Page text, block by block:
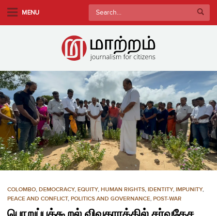
m
a
i
n
c
o
n
t
MENU
Search
for:
COLOMBO, DEMOCRACY, EQUITY, HUMAN RIGHTS, IDENTITY, IMPUNITY,
PEACE AND CONFLICT, POLITICS AND GOVERNANCE, POST-WAR